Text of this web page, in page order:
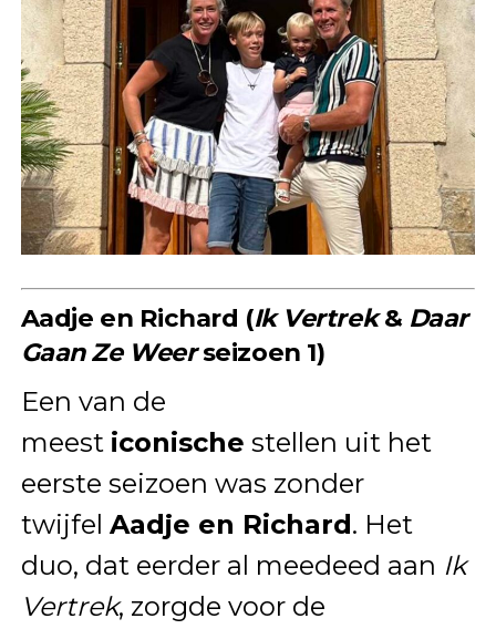
Aadje en Richard (Ik Vertrek& Daar
Gaan Ze Weerseizoen 1)
Een van de
meest iconische stellen uit het
eerste seizoen was zonder
twijfel Aadje en Richard. Het
duo, dat eerder al meedeed aan Ik
Vertrek, zorgde voor de